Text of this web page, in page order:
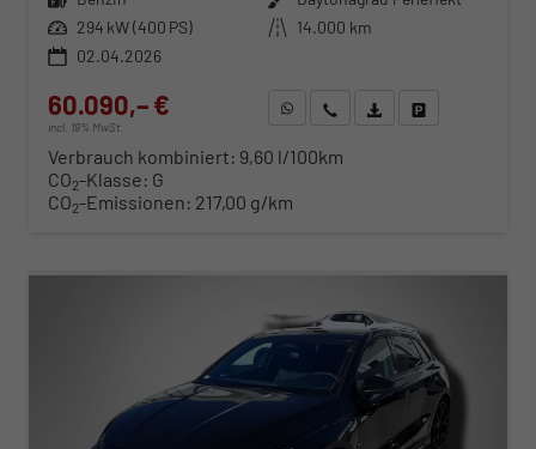
Leistung 294 kW (400 PS) Kilometerstand 14.000 km
02.04.2026
60.090,– €
incl. 19% MwSt.
WhatsApp anfragen
Wir rufen Sie anFahrzeugexposé (PDF)
Verbrauch kombiniert: 9,60 l/100km
CO2-Klasse: G
CO2-Emissionen: 217,00 g/km